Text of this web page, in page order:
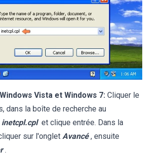
Vista et Windows 7: Cliquer le
dans la boîte de recherche au
inetcpl.cpl et clique entrée. Dans la
sur l'onglet Avancé , ensuite
.